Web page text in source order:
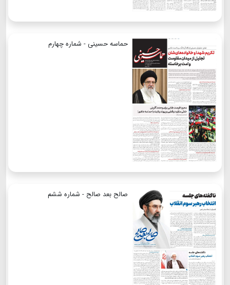
حماسه حسینی - شماره چهارم
صالح بعد صالح - شماره ششم